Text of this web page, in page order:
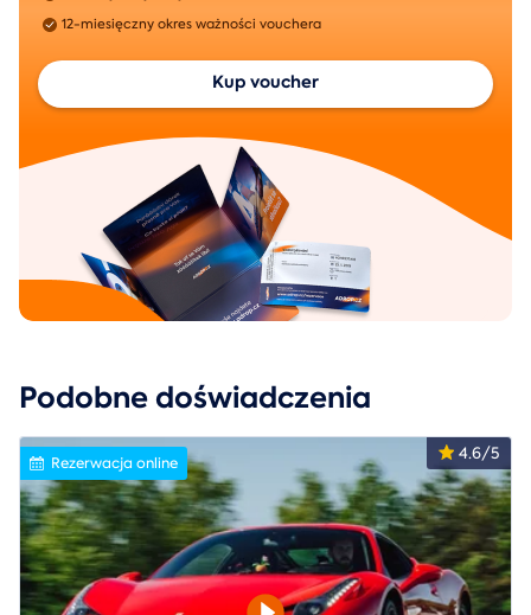
12-miesięczny okres ważności vouchera
Kup voucher
Podobne doświadczenia
4.6/5
Rezerwacja online